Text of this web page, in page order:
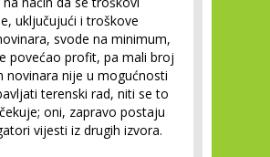
uključujući i troškove
svode na minimum,
povećao profit, pa mali broj
novinara nije u mogućnosti
terenski rad, niti se to
oni, zapravo postaju
vijesti iz drugih izvora.